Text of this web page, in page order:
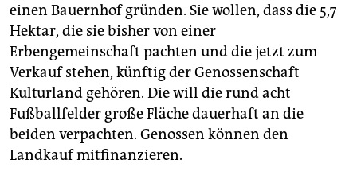
einen Bauernhof gründen. Sie wollen, dass die 5,7
Hektar, die sie bisher von einer
Erbengemeinschaft pachten und die jetzt zum
Verkauf stehen, künftig der Genossenschaft
Kulturland gehören. Die will die rund acht
Fußballfelder große Fläche dauerhaft an die
beiden verpachten. Genossen können den
Landkauf mitfinanzieren.